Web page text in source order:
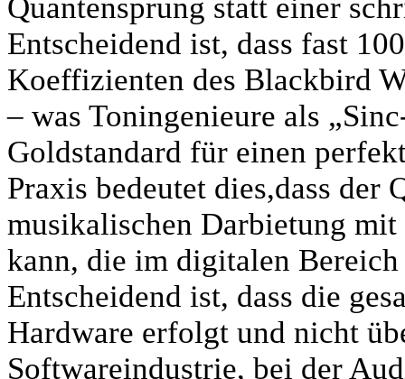
Quantensprung statt einer
Entscheidend ist, dass fast
Koeffizienten des Blackbird
– was Toningenieure als
Goldstandard für einen
Praxis bedeutet dies,dass der
musikalischen Darbietung
kann, die im digitalen
Entscheidend ist, dass die
Hardware erfolgt und nicht
Softwareindustrie, bei der